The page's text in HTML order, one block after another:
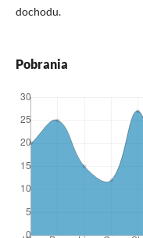
dochodu.
Pobrania